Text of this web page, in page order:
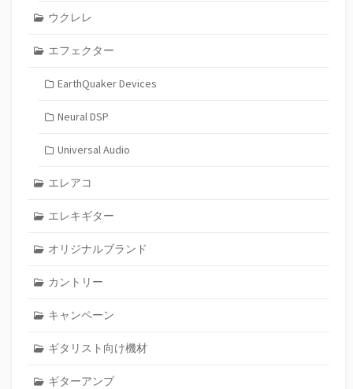
ウクレレ
エフェクター
EarthQuaker Devices
Neural DSP
Universal Audio
エレアコ
エレキギター
オリジナルブランド
カントリー
キャンペーン
ギタリスト向け機材
ギターアンプ